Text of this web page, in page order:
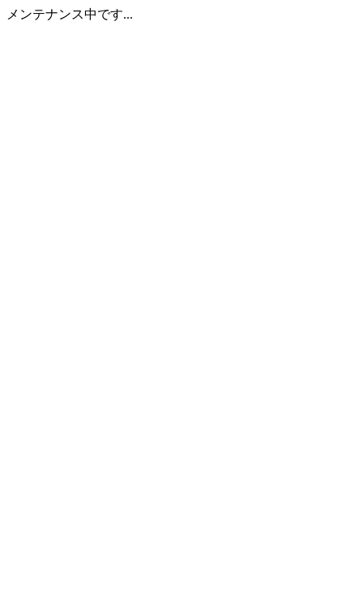
メンテナンス中です...